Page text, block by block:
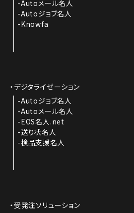
Autoメール名人
Autoジョブ名人
Knowfa
デジタライゼーション
Autoジョブ名人
Autoメール名人
EOS名人.net
送り状名人
検品支援名人
受発注ソリューション